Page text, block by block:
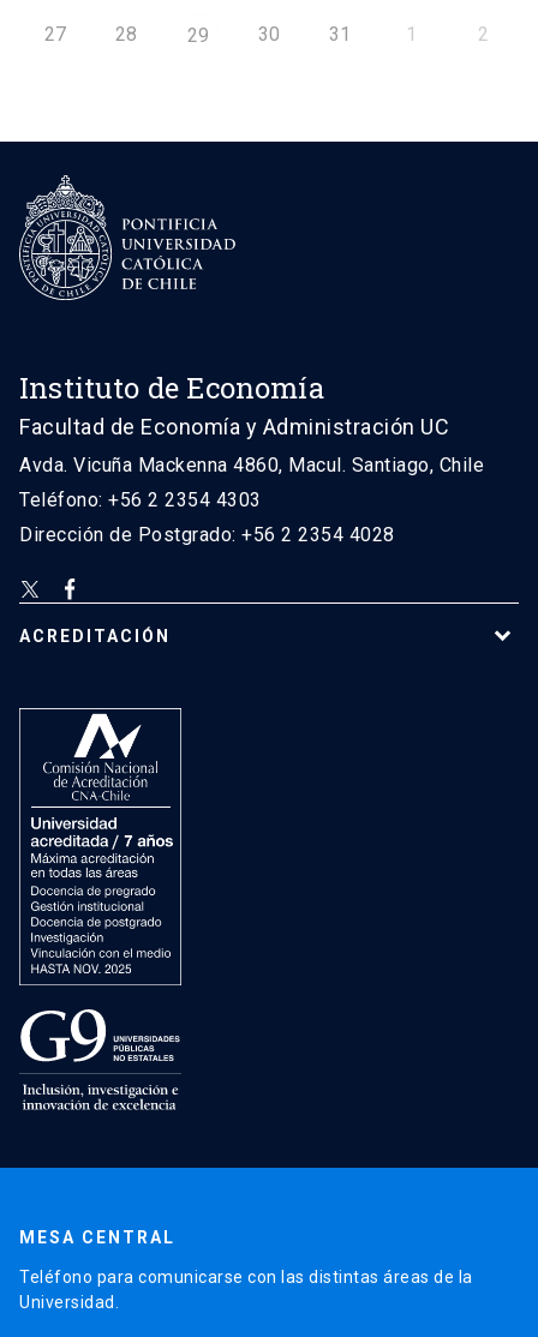
27 28 29 30 31 1 2
Instituto de Economía
Facultad de Economía y Administración UC
Avda. Vicuña Mackenna 4860, Macul. Santiago, Chile
Teléfono: +56 2 2354 4303
Dirección de Postgrado: +56 2 2354 4028
ACREDITACIÓN
MESA CENTRAL
Teléfono para comunicarse con las distintas áreas de la
Universidad.